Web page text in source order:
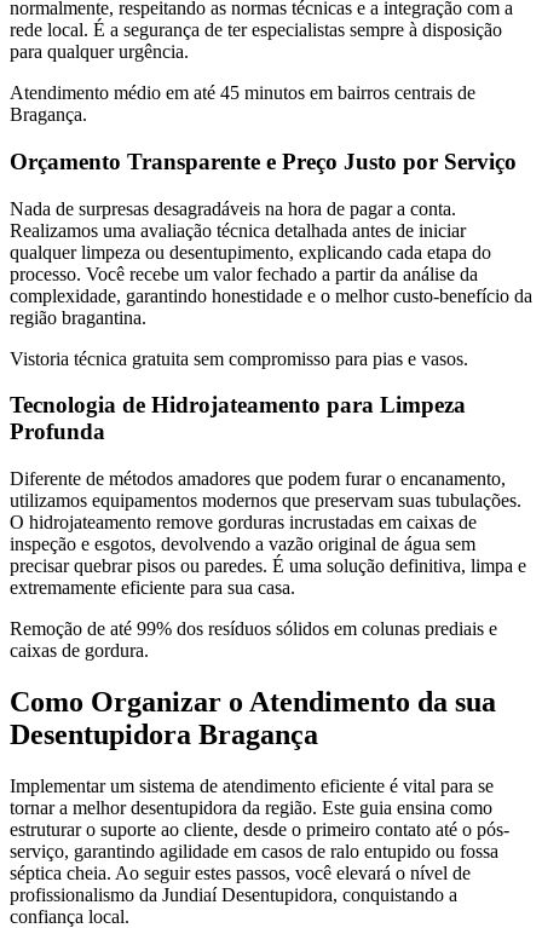
normalmente, respeitando as normas técnicas e a integração com a
rede local. É a segurança de ter especialistas sempre à disposição
para qualquer urgência.
Atendimento médio em até 45 minutos em bairros centrais de
Bragança.
Orçamento Transparente e Preço Justo por Serviço
Nada de surpresas desagradáveis na hora de pagar a conta.
Realizamos uma avaliação técnica detalhada antes de iniciar
qualquer limpeza ou desentupimento, explicando cada etapa do
processo. Você recebe um valor fechado a partir da análise da
complexidade, garantindo honestidade e o melhor custo-benefício da
região bragantina.
Vistoria técnica gratuita sem compromisso para pias e vasos.
Tecnologia de Hidrojateamento para Limpeza
Profunda
Diferente de métodos amadores que podem furar o encanamento,
utilizamos equipamentos modernos que preservam suas tubulações.
O hidrojateamento remove gorduras incrustadas em caixas de
inspeção e esgotos, devolvendo a vazão original de água sem
precisar quebrar pisos ou paredes. É uma solução definitiva, limpa e
extremamente eficiente para sua casa.
Remoção de até 99% dos resíduos sólidos em colunas prediais e
caixas de gordura.
Como Organizar o Atendimento da sua
Desentupidora Bragança
Implementar um sistema de atendimento eficiente é vital para se
tornar a melhor desentupidora da região. Este guia ensina como
estruturar o suporte ao cliente, desde o primeiro contato até o pós-
serviço, garantindo agilidade em casos de ralo entupido ou fossa
séptica cheia. Ao seguir estes passos, você elevará o nível de
profissionalismo da Jundiaí Desentupidora, conquistando a
confiança local.